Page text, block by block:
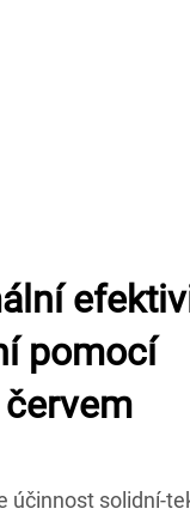
pomocí
účinnost solidní-